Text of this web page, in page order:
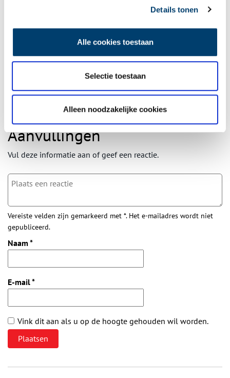
Details tonen
Alle cookies toestaan
Selectie toestaan
Alleen noodzakelijke cookies
wekelijkse nieuwsbrief!
Bij inschrijving gaat u akkoord met onsprivacybeleid.
Aanvullingen
Vul deze informatie aan of geef een reactie.
Vereiste velden zijn gemarkeerd met *. Het e-mailadres wordt niet
gepubliceerd.
Naam *
E-mail*
Vink dit aan als u op de hoogte gehouden wil worden.